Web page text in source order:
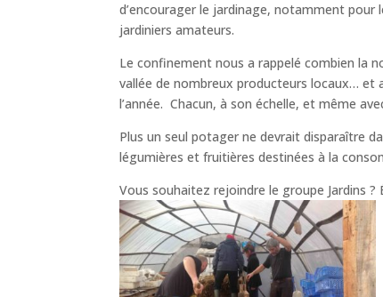
d’encourager le jardinage, notamment pour
jardiniers amateurs.
Le confinement nous a rappelé combien la
vallée de nombreux producteurs locaux… et
l’année. Chacun, à son échelle, et même
Plus un seul potager ne devrait disparaître
légumières et fruitières destinées à la
Vous souhaitez rejoindre le groupe Jardins ?